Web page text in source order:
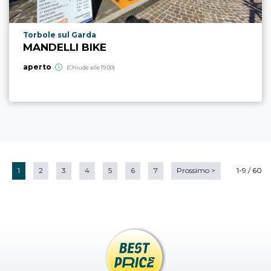
Località punto di interesse
Torbole sul Garda
MANDELLI BIKE
aperto (Chiude alle 19:00)
1-9 / 60
1 2 3 4 5 6 7 Prossimo >